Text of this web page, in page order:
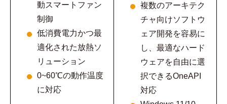
動スマートファン
制御
低消費電力かつ最
適化された放熱ソ
リューション
0~60℃の動作温度
に対応
複数のアーキテク
チャ向けソフトウ
ェア開発を容易に
し、最適なハード
ウェアを自由に選
択できるOneAPI
対応